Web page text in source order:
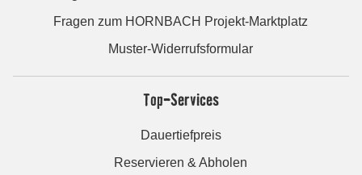
Fragen zum HORNBACH Projekt-Marktplatz
Muster-Widerrufsformular
Top-Services
Dauertiefpreis
Reservieren & Abholen